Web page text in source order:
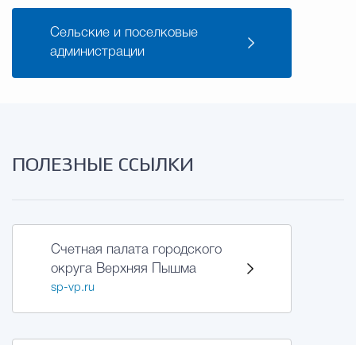
Сельские и поселковые
администрации
ПОЛЕЗНЫЕ ССЫЛКИ
Счетная палата городского
округа Верхняя Пышма
sp-vp.ru